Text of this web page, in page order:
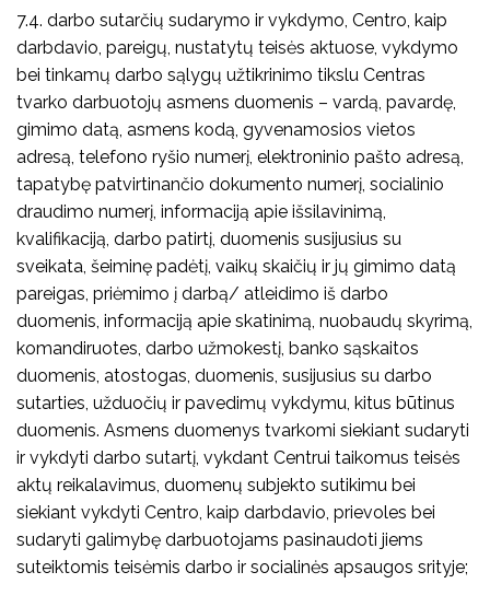
7.4. darbo sutarčių sudarymo ir vykdymo, Centro, kaip
darbdavio, pareigų, nustatytų teisės aktuose, vykdymo
bei tinkamų darbo sąlygų užtikrinimo tikslu Centras
tvarko darbuotojų asmens duomenis – vardą, pavardę,
gimimo datą, asmens kodą, gyvenamosios vietos
adresą, telefono ryšio numerį, elektroninio pašto adresą,
tapatybę patvirtinančio dokumento numerį, socialinio
draudimo numerį, informaciją apie išsilavinimą,
kvalifikaciją, darbo patirtį, duomenis susijusius su
sveikata, šeiminę padėtį, vaikų skaičių ir jų gimimo datą
pareigas, priėmimo į darbą/ atleidimo iš darbo
duomenis, informaciją apie skatinimą, nuobaudų skyrimą,
komandiruotes, darbo užmokestį, banko sąskaitos
duomenis, atostogas, duomenis, susijusius su darbo
sutarties, užduočių ir pavedimų vykdymu, kitus būtinus
duomenis. Asmens duomenys tvarkomi siekiant sudaryti
ir vykdyti darbo sutartį, vykdant Centrui taikomus teisės
aktų reikalavimus, duomenų subjekto sutikimu bei
siekiant vykdyti Centro, kaip darbdavio, prievoles bei
sudaryti galimybę darbuotojams pasinaudoti jiems
suteiktomis teisėmis darbo ir socialinės apsaugos srityje;